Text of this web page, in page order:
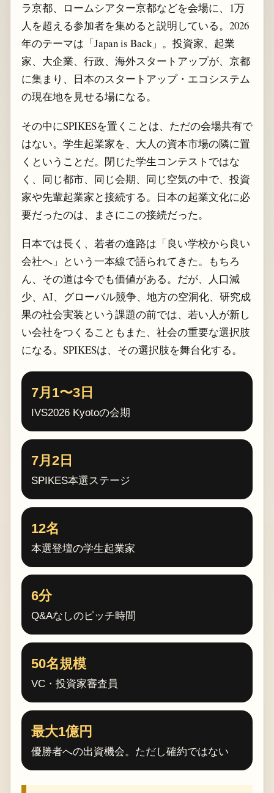
ラ京都、ロームシアター京都などを会場に、1万
人を超える参加者を集めると説明している。2026
年のテーマは「Japan is Back」。投資家、起業
家、大企業、行政、海外スタートアップが、京都
に集まり、日本のスタートアップ・エコシステム
の現在地を見せる場になる。
その中にSPIKESを置くことは、ただの会場共有で
はない。学生起業家を、大人の資本市場の隣に置
くということだ。閉じた学生コンテストではな
く、同じ都市、同じ会期、同じ空気の中で、投資
家や先輩起業家と接続する。日本の起業文化に必
要だったのは、まさにこの接続だった。
日本では長く、若者の進路は「良い学校から良い
会社へ」という一本線で語られてきた。もちろ
ん、その道は今でも価値がある。だが、人口減
少、AI、グローバル競争、地方の空洞化、研究成
果の社会実装という課題の前では、若い人が新し
い会社をつくることもまた、社会の重要な選択肢
になる。SPIKESは、その選択肢を舞台化する。
7月1〜3日
IVS2026 Kyotoの会期
7月2日
SPIKES本選ステージ
12名
本選登壇の学生起業家
6分
Q&Aなしのピッチ時間
50名規模
VC・投資家審査員
最大1億円
優勝者への出資機会。ただし確約ではない